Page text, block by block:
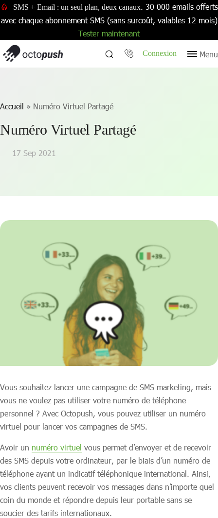
SMS + Email : un seul plan, deux canaux. 30 000 emails offerts
avec chaque abonnement SMS (sans surcoût, valables 12 mois)
Tester maintenant
Connexion Menu
Accueil » Numéro Virtuel Partagé
Numéro Virtuel Partagé
17 Sep 2021
Vous souhaitez lancer une campagne de SMS marketing, mais
vous ne voulez pas utiliser votre numéro de téléphone
personnel ? Avec Octopush, vous pouvez utiliser un numéro
virtuel pour lancer vos campagnes de SMS.
Avoir un numéro virtuel vous permet d’envoyer et de recevoir
des SMS depuis votre ordinateur, par le biais d’un numéro de
téléphone ayant un indicatif téléphonique international. Ainsi,
vos clients peuvent recevoir vos messages dans n’importe quel
coin du monde et répondre depuis leur portable sans se
soucier des tarifs internationaux.